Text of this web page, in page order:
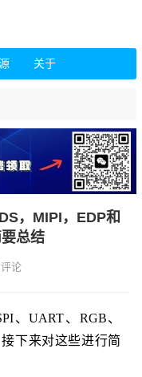
关于
，MIPI，EDP和
总结
评论
、UART、RGB、
下来对这些进行简